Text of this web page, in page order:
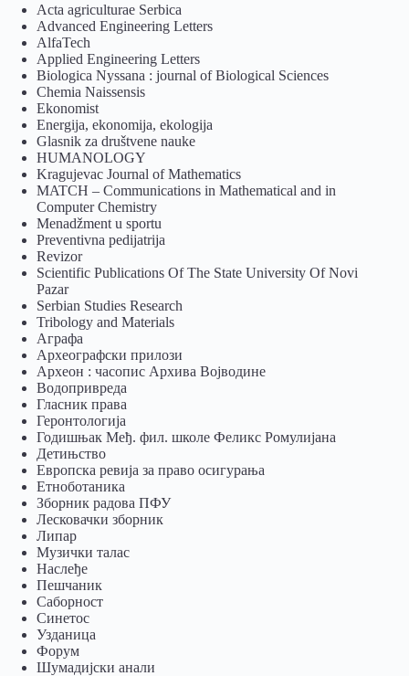
Acta agriculturae Serbica
Advanced Engineering Letters
AlfaTech
Applied Engineering Letters
Biologica Nyssana : journal of Biological Sciences
Chemia Naissensis
Ekonomist
Energija, ekonomija, ekologija
Glasnik za društvene nauke
HUMANOLOGY
Kragujevac Journal of Mathematics
MATCH – Communications in Mathematical and in
Computer Chemistry
Menadžment u sportu
Preventivna pedijatrija
Revizor
Scientific Publications Of The State University Of Novi
Pazar
Serbian Studies Research
Tribology and Materials
Аграфа
Археографски прилози
Археон : часопис Архива Војводине
Водопривреда
Гласник права
Геронтологија
Годишњак Међ. фил. школе Феликс Ромулијана
Детињство
Европска ревија за право осигурања
Eтноботаника
Зборник радова ПФУ
Лесковачки зборник
Липар
Музички талас
Наслеђе
Пешчаник
Саборност
Синетос
Узданица
Форум
Шумадијски анали